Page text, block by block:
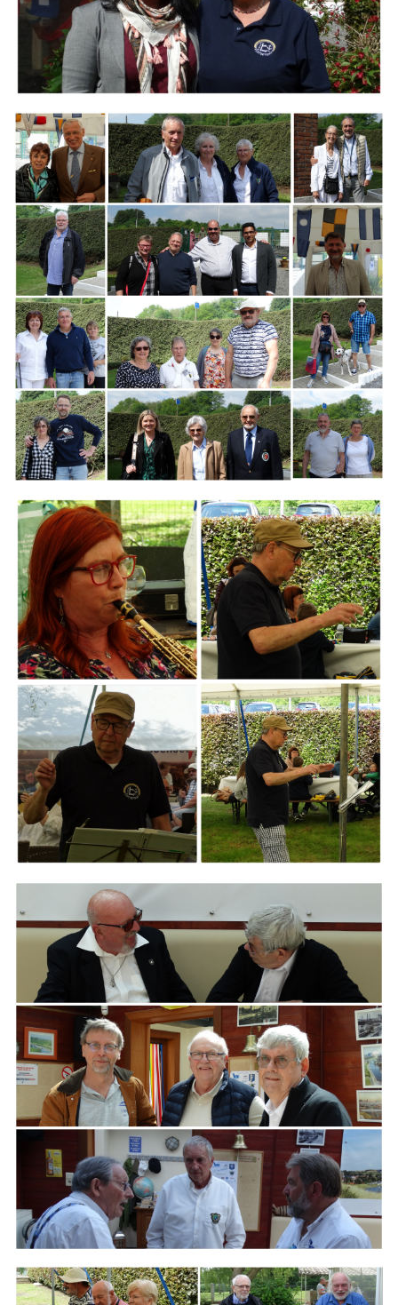
Branding
ARMCHAIR
Branding
ARMCHAIR
ARMCHAIR
Branding
ARMCHAIR